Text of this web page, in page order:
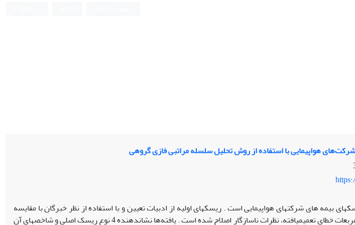
هواپیمایی با استفاده از روش تحلیل سلسله مراتبی فازی گروهی
بیمه‏ های شرکت‏های هواپیمایی است . ریسک‏های اولیه از ادبیات تعیین و با استفاده از نظر خبرگان با مقایسه
زوجی فازی ریسک‏ها مقایسه شده اند. با روش مربعات خطای تعمیم‏یافته، نظرات ناسازگار اصلاح شده است . یافته‌ها نشان‏دهنده‏ 4 نوع ریسک اصلی و شاخصهای آن